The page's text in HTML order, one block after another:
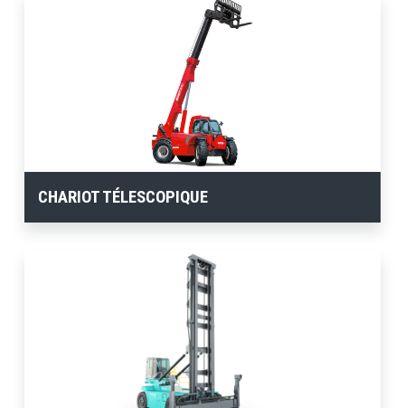
CHARIOT TÉLESCOPIQUE